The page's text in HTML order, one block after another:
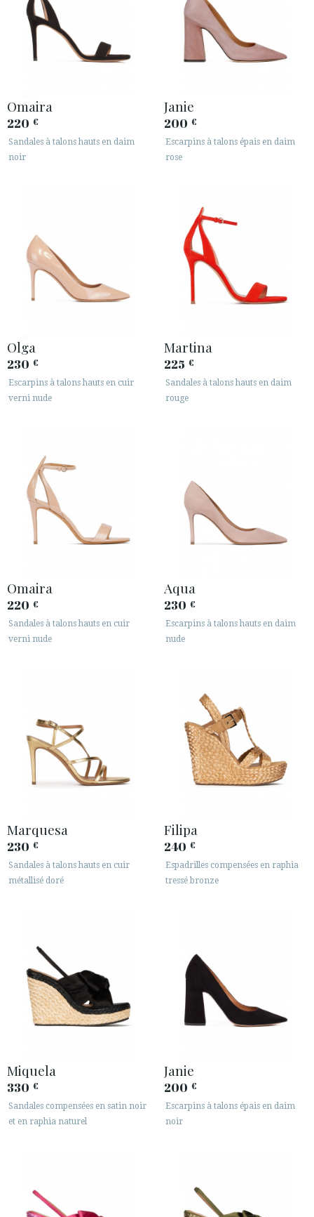
Omaira
220 €
Sandales à talons hauts en daim
noir
Janie
200 €
Escarpins à talons épais en daim
rose
Olga
230 €
Escarpins à talons hauts en cuir
verni nude
Martina
225 €
Sandales à talons hauts en daim
rouge
Omaira
220 €
Sandales à talons hauts en cuir
verni nude
Aqua
230 €
Escarpins à talons hauts en daim
nude
Marquesa
230 €
Sandales à talons hauts en cuir
métallisé doré
Filipa
240 €
Espadrilles compensées en raphia
tressé bronze
Miquela
330 €
Sandales compensées en satin noir
et en raphia naturel
Janie
200 €
Escarpins à talons épais en daim
noir